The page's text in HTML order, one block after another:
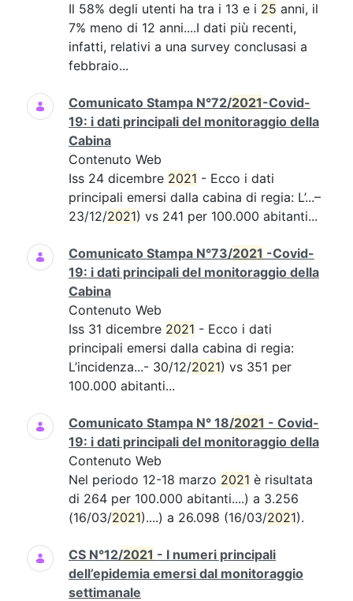
Il 58% degli utenti ha tra i 13 e i 25 anni, il
7% meno di 12 anni....I dati più recenti,
infatti, relativi a una survey conclusasi a
febbraio...
Comunicato Stampa N°72/2021-Covid-
19: i dati principali del monitoraggio della
Cabina
Contenuto Web
Iss 24 dicembre 2021 - Ecco i dati
principali emersi dalla cabina di regia: L’...–
23/12/2021) vs 241 per 100.000 abitanti...
Comunicato Stampa N°73/2021 -Covid-
19: i dati principali del monitoraggio della
Cabina
Contenuto Web
Iss 31 dicembre 2021 - Ecco i dati
principali emersi dalla cabina di regia:
L’incidenza...- 30/12/2021) vs 351 per
100.000 abitanti...
Comunicato Stampa N° 18/2021 - Covid-
19: i dati principali del monitoraggio della
Contenuto Web
Nel periodo 12-18 marzo 2021 è risultata
di 264 per 100.000 abitanti....) a 3.256
(16/03/2021)....) a 26.098 (16/03/2021).
CS N°12/2021 - I numeri principali
dell’epidemia emersi dal monitoraggio
settimanale